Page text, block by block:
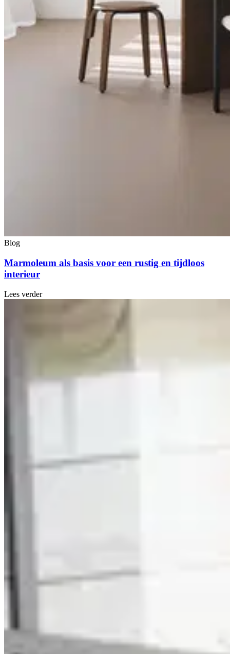
Blog
Marmoleum als basis voor een rustig en tijdloos
interieur
Lees verder